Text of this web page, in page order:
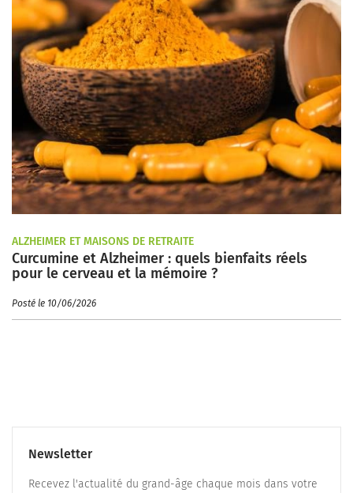
ALZHEIMER ET MAISONS DE RETRAITE
Curcumine et Alzheimer : quels bienfaits réels
pour le cerveau et la mémoire ?
Posté le 10/06/2026
Newsletter
Recevez l'actualité du grand-âge chaque mois dans votre